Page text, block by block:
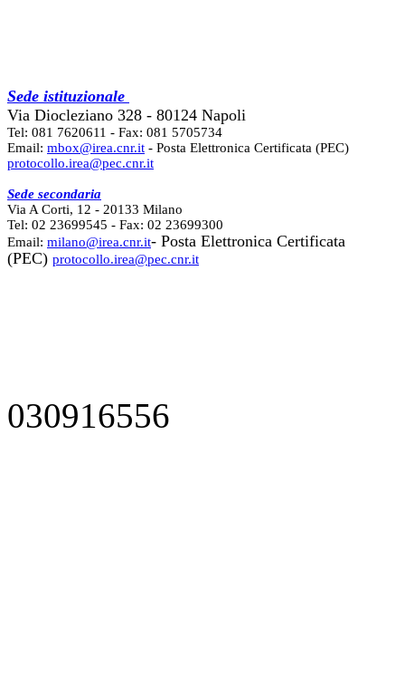
Sede istituzionale
Via Diocleziano 328 - 80124 Napoli
Tel: 081 7620611 - Fax: 081 5705734
Email: mbox@irea.cnr.it - Posta Elettronica Certificata (PEC)
protocollo.irea@pec.cnr.it
Sede secondaria
Via A Corti, 12 - 20133 Milano
Tel: 02 23699545 - Fax: 02 23699300
Email: milano@irea.cnr.it- Posta Elettronica Certificata
(PEC) protocollo.irea@pec.cnr.it
030916556